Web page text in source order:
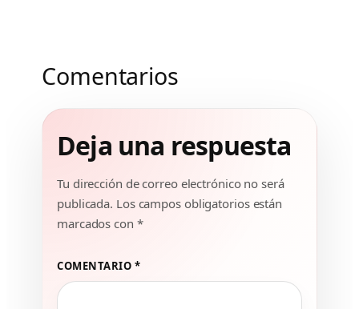
Comentarios
Deja una respuesta
Tu dirección de correo electrónico no será
publicada. Los campos obligatorios están
marcados con *
COMENTARIO *